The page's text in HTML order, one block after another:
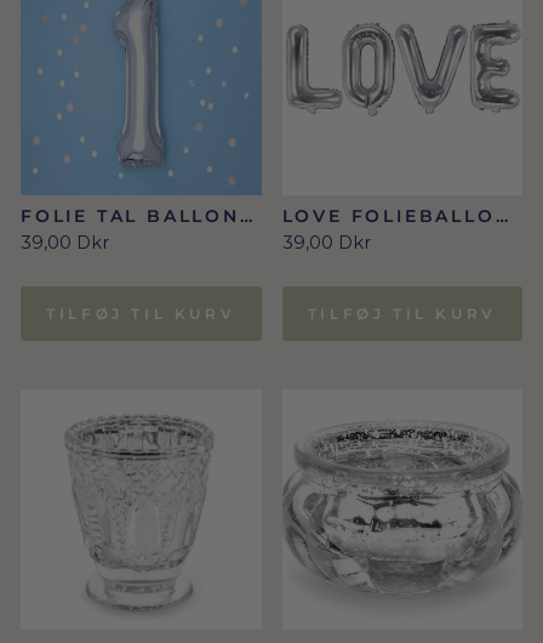
FOLIE TAL BALLON
SØLV NR.
0,1,2,3,4,5,6,7,8,9/
39,00 Dkr
TILFØJ TIL KURV
LOVE FOLIEBALLON
I SØLV 140 X 35 CM
39,00 Dkr
TILFØJ TIL KURV